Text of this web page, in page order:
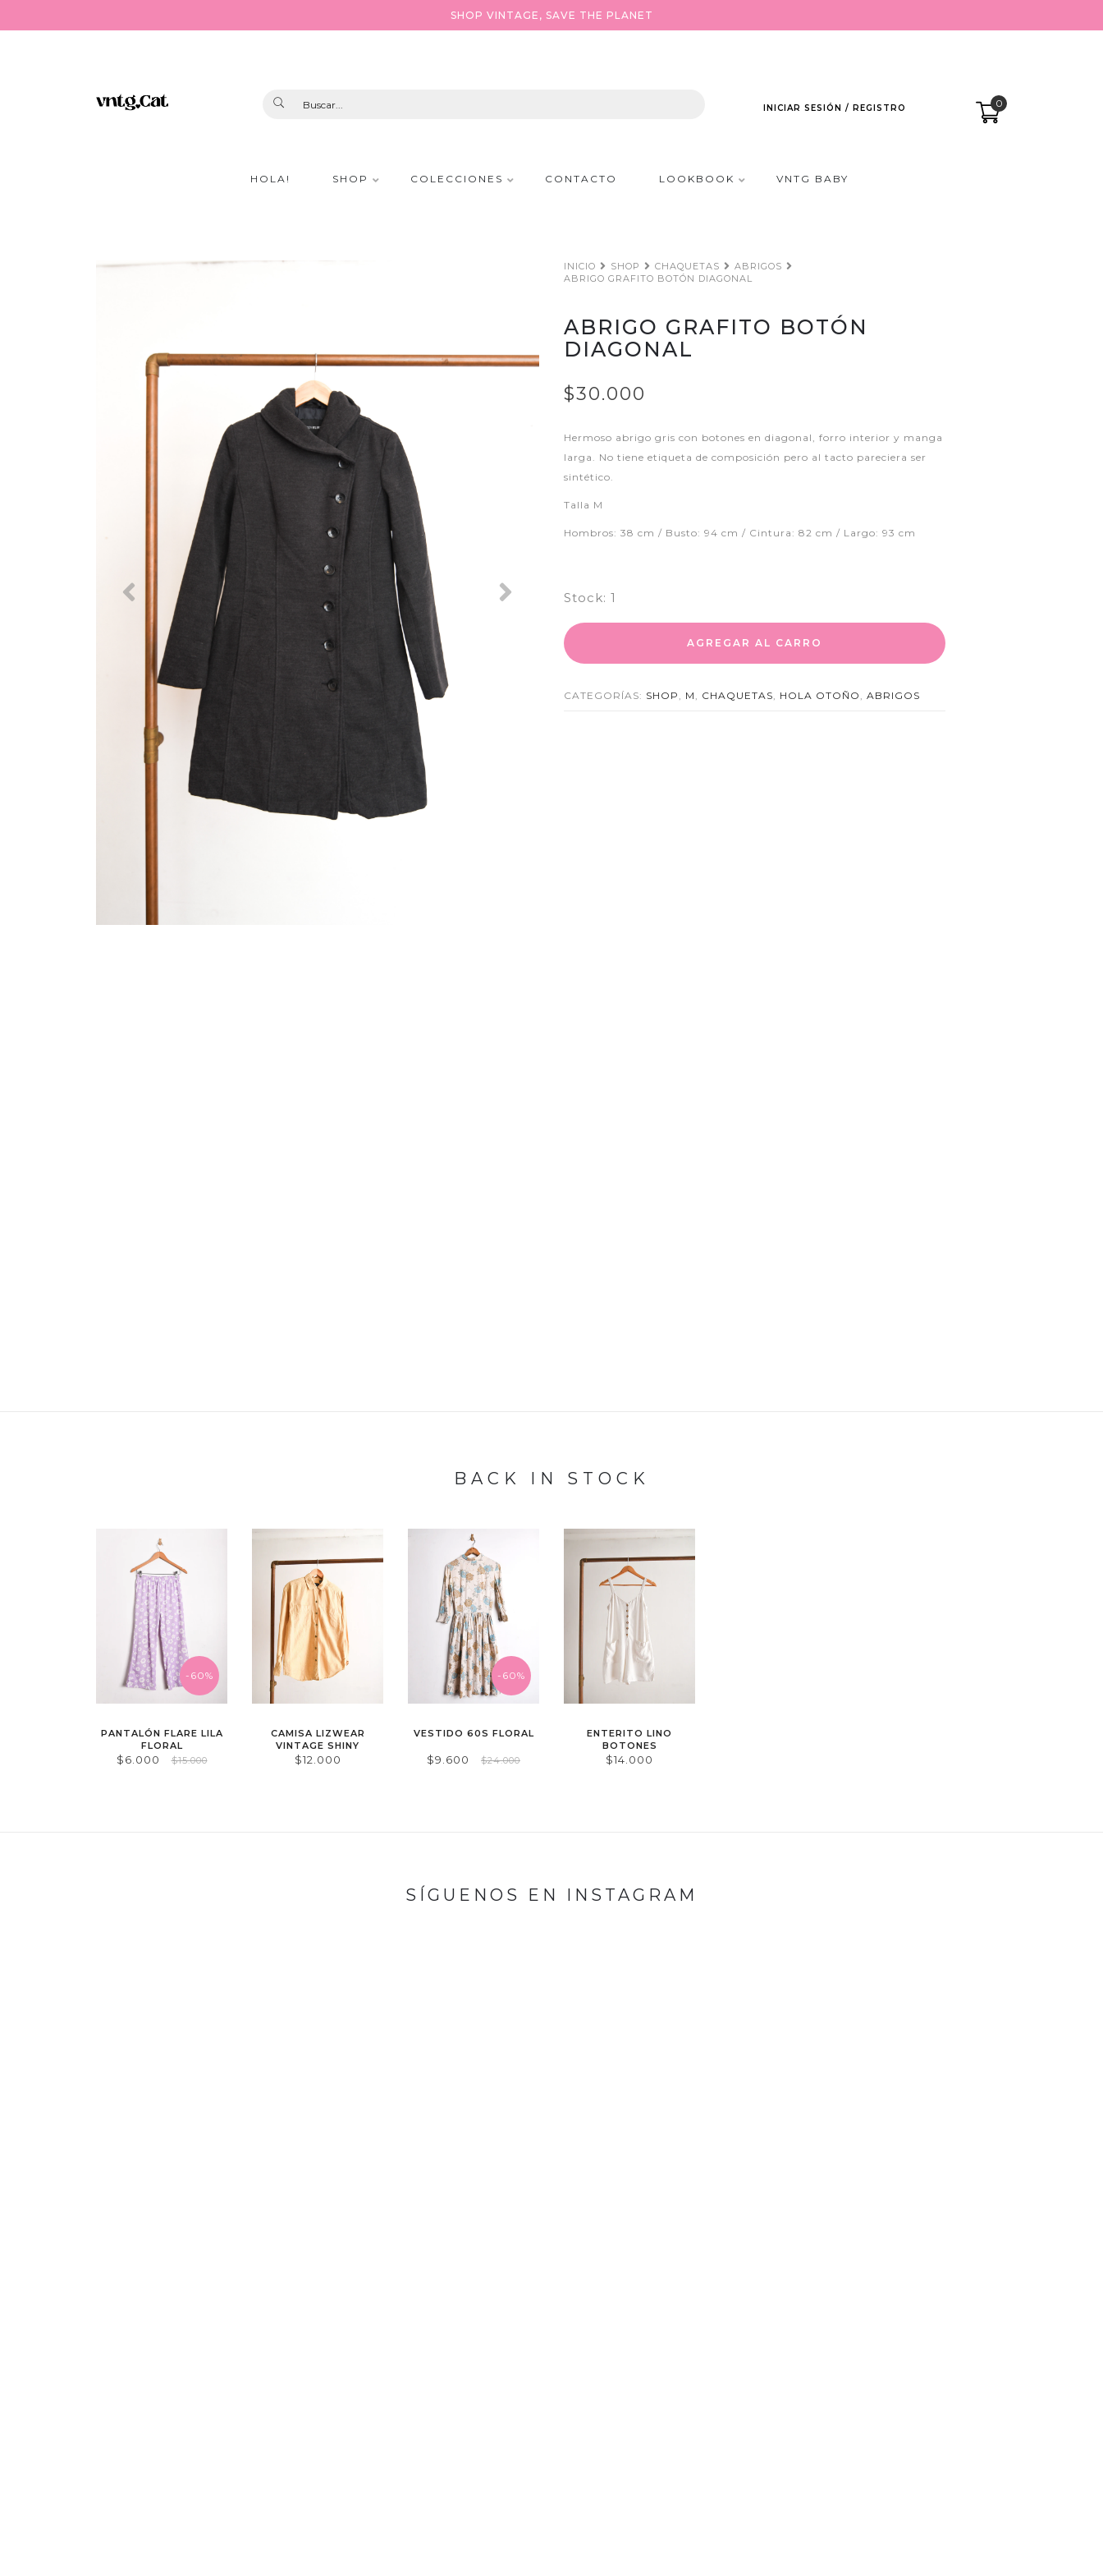
SHOP VINTAGE, SAVE THE PLANET
INICIAR SESIÓN / REGISTRO 0
HOLA! SHOP COLECCIONES CONTACTO LOOKBOOK VNTG BABY
Previous Next
INICIO SHOP CHAQUETAS
ABRIGOS
ABRIGO GRAFITO BOTÓN DIAGONAL
ABRIGO GRAFITO BOTÓN
DIAGONAL
$30.000
Hermoso abrigo gris con botones en diagonal, forro interior y manga
larga. No tiene etiqueta de composición pero al tacto pareciera ser
sintético.
Talla M
Hombros: 38 cm / Busto: 94 cm / Cintura: 82 cm / Largo: 93 cm
Stock: 1
AGREGAR AL CARRO
CATEGORÍAS: SHOP M CHAQUETAS HOLA OTOÑO ABRIGOS
BACK IN STOCK
-60%
PANTALÓN FLARE LILA
FLORAL
$6.000 $15.000
CAMISA LIZWEAR
VINTAGE SHINY
$12.000
-60%
VESTIDO 60S FLORAL
$9.600 $24.000
ENTERITO LINO
BOTONES
$14.000
SÍGUENOS EN INSTAGRAM